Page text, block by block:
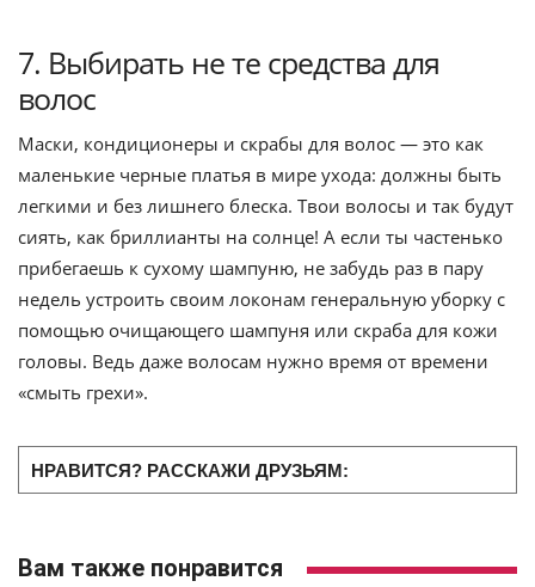
7. Выбирать не те средства для
волос
Маски, кондиционеры и скрабы для волос — это как
маленькие черные платья в мире ухода: должны быть
легкими и без лишнего блеска. Твои волосы и так будут
сиять, как бриллианты на солнце! А если ты частенько
прибегаешь к сухому шампуню, не забудь раз в пару
недель устроить своим локонам генеральную уборку с
помощью очищающего шампуня или скраба для кожи
головы. Ведь даже волосам нужно время от времени
«смыть грехи».
НРАВИТСЯ? РАССКАЖИ ДРУЗЬЯМ:
Вам также понравится